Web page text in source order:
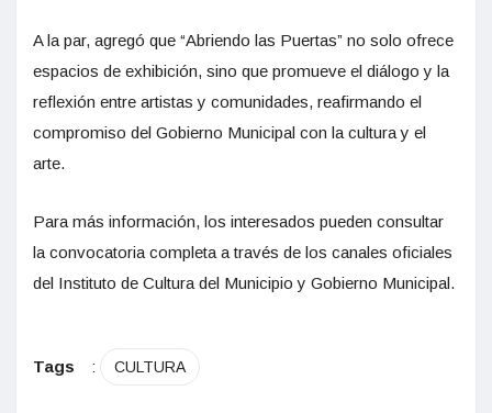
A la par, agregó que “Abriendo las Puertas” no solo ofrece
espacios de exhibición, sino que promueve el diálogo y la
reflexión entre artistas y comunidades, reafirmando el
compromiso del Gobierno Municipal con la cultura y el
arte.
Para más información, los interesados pueden consultar
la convocatoria completa a través de los canales oficiales
del Instituto de Cultura del Municipio y Gobierno Municipal.
Tags : CULTURA